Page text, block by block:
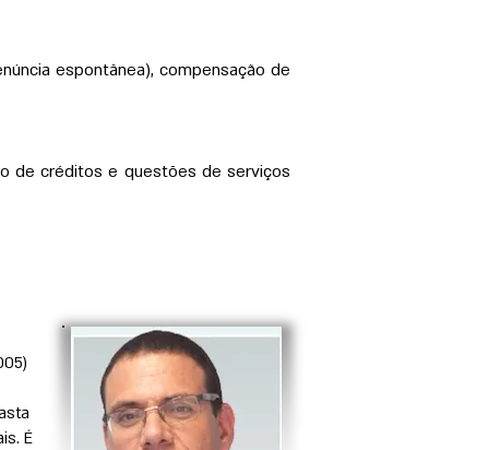
espontânea), compensação de
de créditos e questões de serviços
É